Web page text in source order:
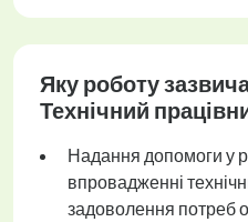
Яку роботу
Технічний
Надання допомоги у
впровадженні
задоволення потреб